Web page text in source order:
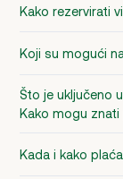
Kako rezervirati
Koji su mogući
Što je uključeno
Kako mogu
Kada i kako